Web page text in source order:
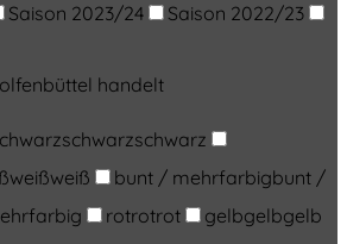
Saison 2023/24
Saison 2022/23
handelt
schwarzschwarz
weißweiß bunt / mehrfarbigbunt /
rotrotrot gelbgelbgelb